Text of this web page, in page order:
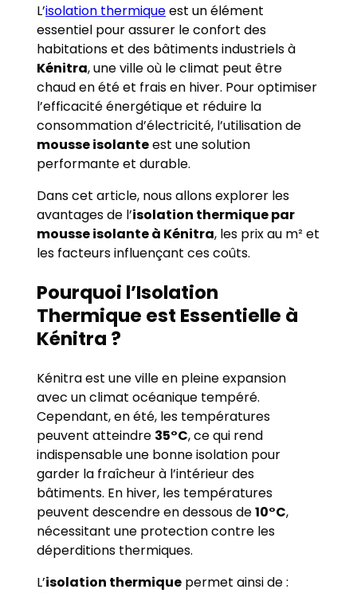
L’isolation thermiqueest un élément
essentiel pour assurer le confort des
habitations et des bâtiments industriels à
Kénitra, une ville où le climat peut être
chaud en été et frais en hiver. Pour optimiser
l’efficacité énergétique et réduire la
consommation d’électricité, l’utilisation de
mousse isolanteest une solution
performante et durable.
Dans cet article, nous allons explorer les
avantages de l’isolation thermique par
mousse isolante à Kénitra, les prix au m² et
les facteurs influençant ces coûts.
Pourquoi l’Isolation
Thermique est Essentielle à
Kénitra ?
Kénitra est une ville en pleine expansion
avec un climat océanique tempéré.
Cependant, en été, les températures
peuvent atteindre 35°C, ce qui rend
indispensable une bonne isolation pour
garder la fraîcheur à l’intérieur des
bâtiments. En hiver, les températures
peuvent descendre en dessous de10°C,
nécessitant une protection contre les
déperditions thermiques.
L’isolation thermique permet ainsi de :